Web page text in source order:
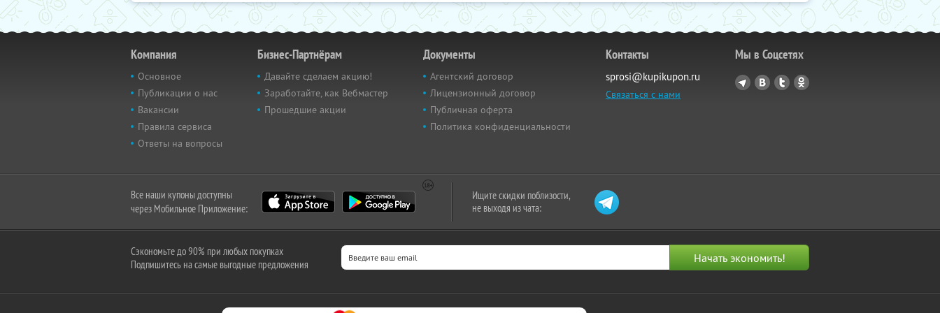
Компания
Основное
Публикации о нас
Вакансии
Правила сервиса
Ответы на вопросы
Бизнес-Партнёрам
Давайте сделаем акцию!
Заработайте, как Вебмастер
Прошедшие акции
Документы
Агентский договор
Лицензионный договор
Публичная оферта
Политика конфиденциальности
Контакты
sprosi@kupikupon.ru
Связаться с нами
Мы в Соцсетях
Все наши купоны доступны
через Мобильное Приложение:
Ищите скидки поблизости,
не выходя из чата:
Сэкономьте до 90% при любых покупках
Подпишитесь на самые выгодные предложения